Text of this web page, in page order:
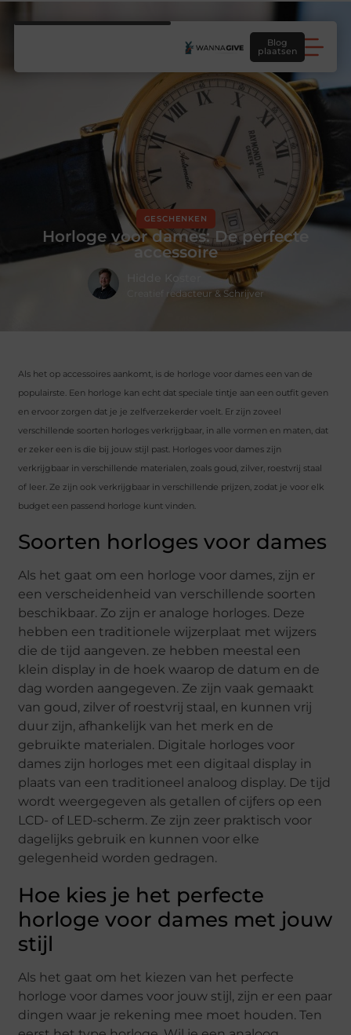
Blog
plaatsen
GESCHENKEN
Horloge voor dames: De perfecte
accessoire
Creatief redacteur & Schrijver
Als het op accessoires aankomt, is de horloge voor dames een van de
populairste. Een horloge kan echt dat speciale tintje aan een outfit geven
en ervoor zorgen dat je je zelfverzekerder voelt. Er zijn zoveel
verschillende soorten horloges verkrijgbaar, in alle vormen en maten, dat
er zeker een is die bij jouw stijl past. Horloges voor dames zijn
verkrijgbaar in verschillende materialen, zoals goud, zilver, roestvrij staal
of leer. Ze zijn ook verkrijgbaar in verschillende prijzen, zodat je voor elk
budget een passend horloge kunt vinden.
Soorten horloges voor dames
Als het gaat om een horloge voor dames, zijn er
een verscheidenheid van verschillende soorten
beschikbaar. Zo zijn er analoge horloges. Deze
hebben een traditionele wijzerplaat met wijzers
die de tijd aangeven. ze hebben meestal een
klein display in de hoek waarop de datum en de
dag worden aangegeven. Ze zijn vaak gemaakt
van goud, zilver of roestvrij staal, en kunnen vrij
duur zijn, afhankelijk van het merk en de
gebruikte materialen. Digitale horloges voor
dames zijn horloges met een digitaal display in
plaats van een traditioneel analoog display. De tijd
wordt weergegeven als getallen of cijfers op een
LCD- of LED-scherm. Ze zijn zeer praktisch voor
dagelijks gebruik en kunnen voor elke
gelegenheid worden gedragen.
Hoe kies je het perfecte
horloge voor dames met jouw
stijl
Als het gaat om het kiezen van het perfecte
horloge voor dames voor jouw stijl, zijn er een paar
dingen waar je rekening mee moet houden. Ten